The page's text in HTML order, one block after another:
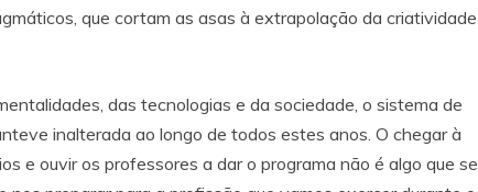
que cortam as asas à extrapolação da criatividade
das tecnologias e da sociedade, o sistema de
inalterada ao longo de todos estes anos. O chegar à
e ouvir os professores a dar o programa não é algo que se